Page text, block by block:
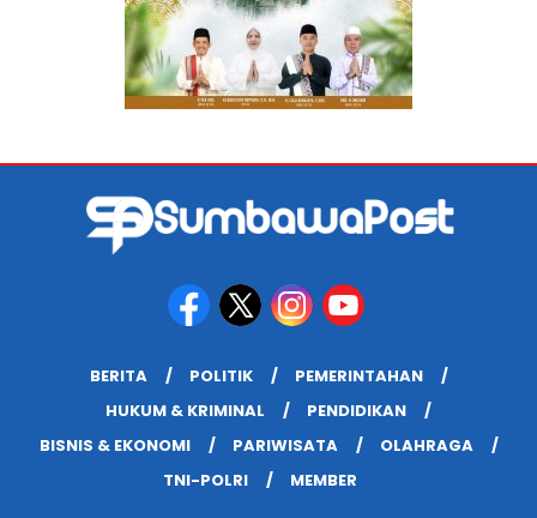
BERITA POLITIK
PEMERINTAHAN
HUKUM & KRIMINAL
PENDIDIKAN
BISNIS & EKONOMI
PARIWISATA
OLAHRAGA
TNI-POLRI
MEMBER